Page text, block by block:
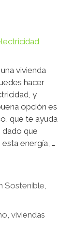
vivienda
hacer
y
opción es
que te ayuda
dado que
energía, …
Sostenible,
,viviendas